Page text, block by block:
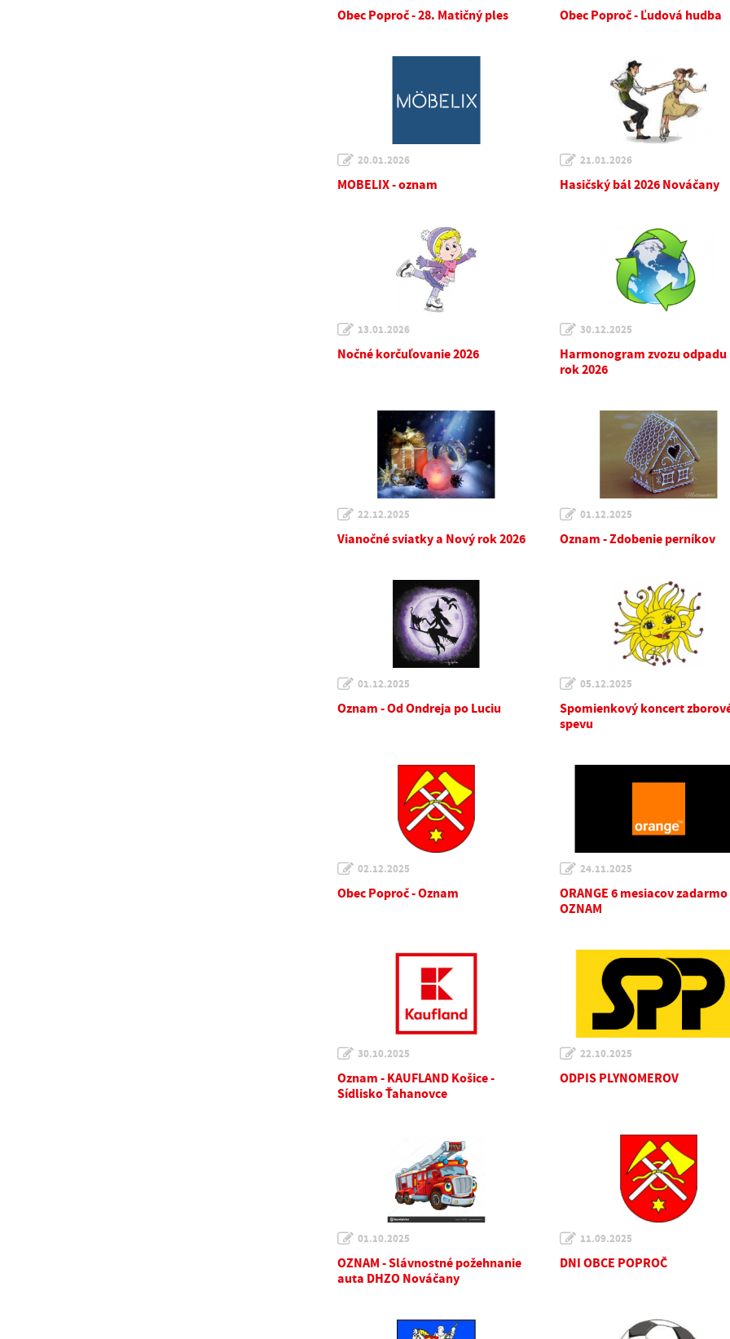
Obec Poproč - 28. Matičný ples Obec Poproč - Ľudová hudba
20.01.2026
MOBELIX - oznam
21.01.2026
Hasičský bál 2026 Nováčany
13.01.2026
Nočné korčuľovanie 2026
30.12.2025
Harmonogram zvozu odpadu
rok 2026
22.12.2025
Vianočné sviatky a Nový rok 2026
01.12.2025
Oznam - Zdobenie perníkov
01.12.2025
Oznam - Od Ondreja po Luciu
05.12.2025
Spomienkový koncert
spevu
02.12.2025
Obec Poproč - Oznam
24.11.2025
ORANGE 6 mesiacov zadarmo
OZNAM
30.10.2025
Oznam - KAUFLAND Košice -
Sídlisko Ťahanovce
22.10.2025
ODPIS PLYNOMEROV
01.10.2025
OZNAM - Slávnostné požehnanie
auta DHZO Nováčany
11.09.2025
DNI OBCE POPROČ